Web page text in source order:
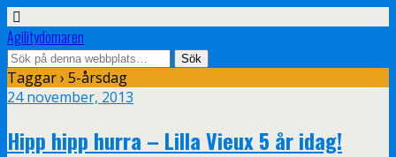
Agilitydomaren
Taggar › 5-årsdag
24 november, 2013
Hipp hipp hurra – Lilla Vieux 5 år idag!